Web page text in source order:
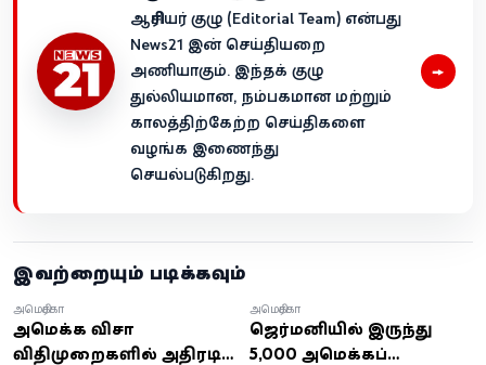
ஆசிரியர் குழு (Editorial Team) என்பது
News21 இன் செய்தியறை
அணியாகும். இந்தக் குழு
துல்லியமான, நம்பகமான மற்றும்
காலத்திற்கேற்ற செய்திகளை
வழங்க இணைந்து
செயல்படுகிறது.
→
இவற்றையும் படிக்கவும்
அமெரிக்க விசா
விதிமுறைகளில் அதிரடி
அமெரிக்கா
ஜெர்மனியில் இருந்து
5,000 அமெரிக்கப்
அமெரிக்கா